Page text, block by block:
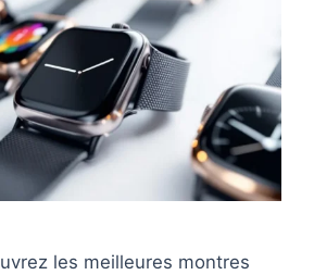
les meilleures montres